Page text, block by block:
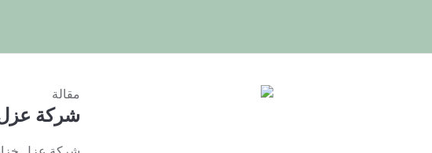
مقالة
شركة عزل